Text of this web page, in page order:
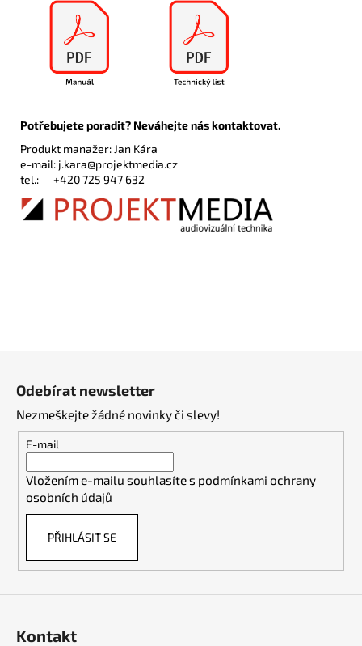
Potřebujete poradit? Neváhejte nás kontaktovat.
Produkt manažer: Jan Kára
e-mail: j.kara@projektmedia.cz
tel.: +420 725 947 632
Odebírat newsletter
Nezmeškejte žádné novinky či slevy!
E-mail
Vložením e-mailu souhlasíte s podmínkami ochrany
osobních údajů
PŘIHLÁSIT SE
Kontakt